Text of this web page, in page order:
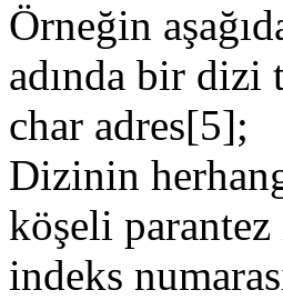
Örneğin
adında bir dizi
char adres[5];
Dizinin
köşeli
indeks